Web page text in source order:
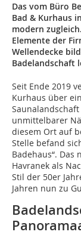
Das vom Büro
Bad & Kurhaus
modern
Elemente der
Wellendecke
Badelandschaft
Seit Ende 2019
Kurhaus über
unmittelbarer
diesem Ort auf
Stelle befand
Badehaus“. Das
Havranek als
Stil der 50er
Jahren nun zu